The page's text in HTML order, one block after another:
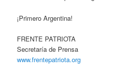
¡Primero Argentina!
FRENTE PATRIOTA
Secretaría de Prensa
www.frentepatriota.org